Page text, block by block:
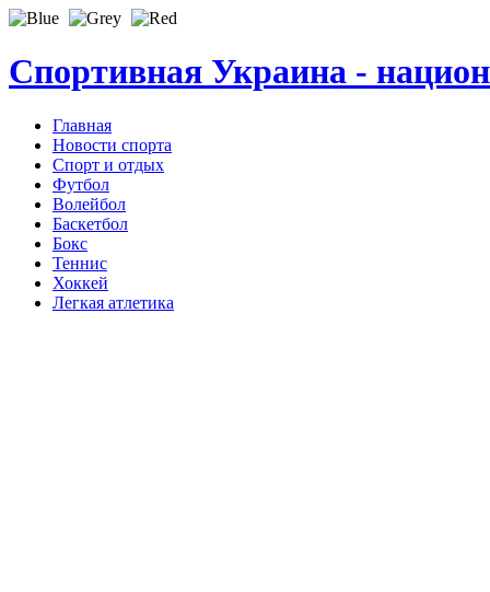
Спортивная Украина -
Главная
Новости спорта
Спорт и отдых
Футбол
Волейбол
Баскетбол
Бокс
Теннис
Хоккей
Легкая атлетика